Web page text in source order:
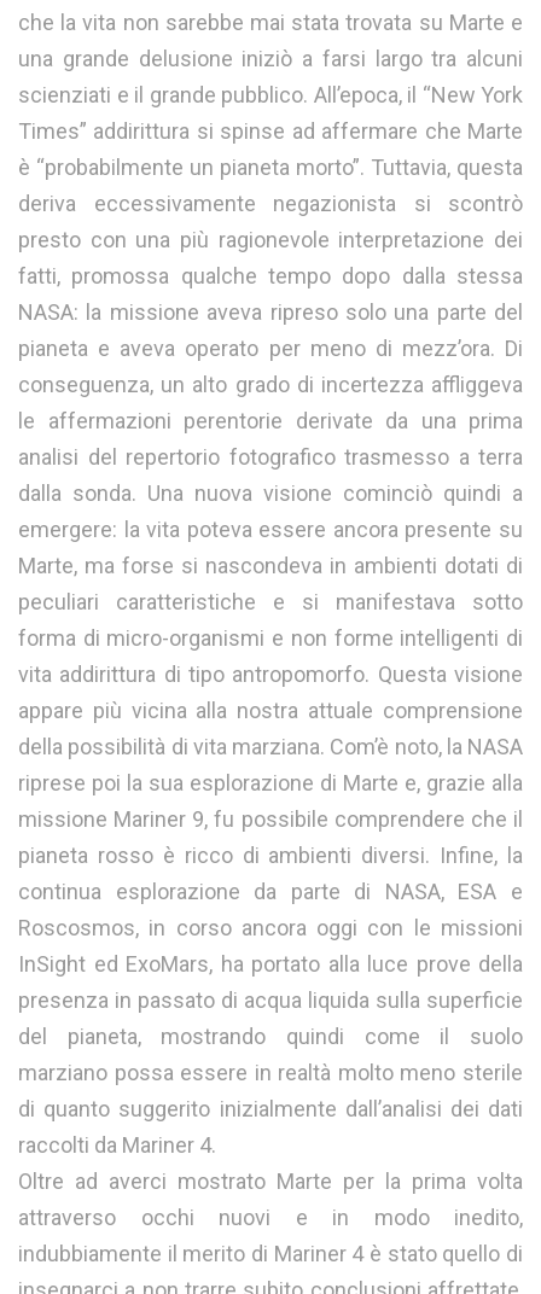
che la vita non sarebbe mai stata trovata su Marte e
una grande delusione iniziò a farsi largo tra alcuni
scienziati e il grande pubblico. All’epoca, il “New York
Times” addirittura si spinse ad affermare che Marte
è “probabilmente un pianeta morto”. Tuttavia, questa
deriva eccessivamente negazionista si scontrò
presto con una più ragionevole interpretazione dei
fatti, promossa qualche tempo dopo dalla stessa
NASA: la missione aveva ripreso solo una parte del
pianeta e aveva operato per meno di mezz’ora. Di
conseguenza, un alto grado di incertezza affliggeva
le affermazioni perentorie derivate da una prima
analisi del repertorio fotografico trasmesso a terra
dalla sonda. Una nuova visione cominciò quindi a
emergere: la vita poteva essere ancora presente su
Marte, ma forse si nascondeva in ambienti dotati di
peculiari caratteristiche e si manifestava sotto
forma di micro-organismi e non forme intelligenti di
vita addirittura di tipo antropomorfo. Questa visione
appare più vicina alla nostra attuale comprensione
della possibilità di vita marziana. Com’è noto, la NASA
riprese poi la sua esplorazione di Marte e, grazie alla
missione Mariner 9, fu possibile comprendere che il
pianeta rosso è ricco di ambienti diversi. Infine, la
continua esplorazione da parte di NASA, ESA e
Roscosmos, in corso ancora oggi con le missioni
InSight ed ExoMars, ha portato alla luce prove della
presenza in passato di acqua liquida sulla superficie
del pianeta, mostrando quindi come il suolo
marziano possa essere in realtà molto meno sterile
di quanto suggerito inizialmente dall’analisi dei dati
raccolti da Mariner 4.
Oltre ad averci mostrato Marte per la prima volta
attraverso occhi nuovi e in modo inedito,
indubbiamente il merito di Mariner 4 è stato quello di